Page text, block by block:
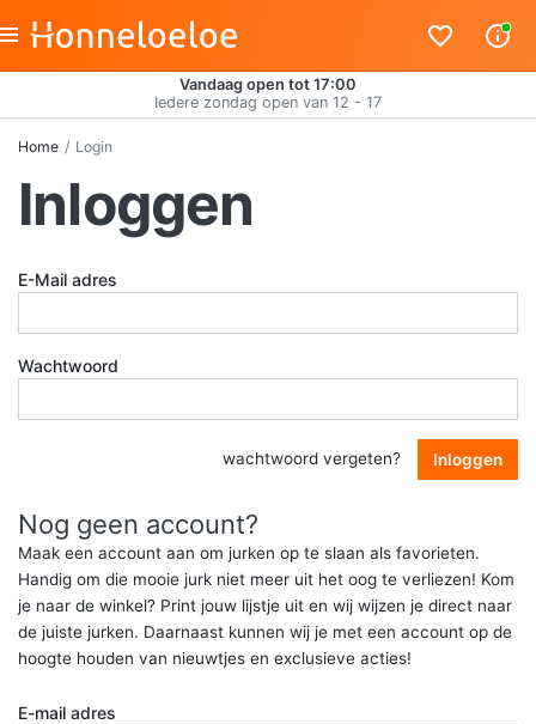
Vandaag open tot 17:00
Iedere zondag open van 12 - 17
Home Login
Inloggen
E-Mail adres
Wachtwoord
wachtwoord vergeten? Inloggen
Nog geen account?
Maak een account aan om jurken op te slaan als favorieten.
Handig om die mooie jurk niet meer uit het oog te verliezen! Kom
je naar de winkel? Print jouw lijstje uit en wij wijzen je direct naar
de juiste jurken. Daarnaast kunnen wij je met een account op de
hoogte houden van nieuwtjes en exclusieve acties!
E-mail adres